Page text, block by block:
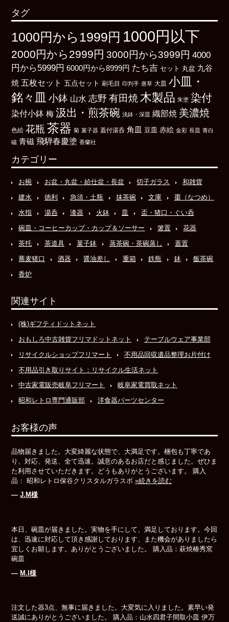
タグ
1000円から1999円 1000円以下
2000円から2999円 3000円から3999円 4000
円から5999円 6000円から8999円 たち吉 セット 丸盆 九谷
焼 五枚セット 五点セット 刷毛目 印判手 唐草 大皿 小皿・
銘々皿 小鉢 山水 志野 有田焼 木製品 朱塗 染付
染付小鉢 梅 汲出・煎茶碗 浅鉢・深皿 織部焼 美濃焼
色絵 花瓶 茶器 菊 菓子器 蓋付湯呑 角皿 豆皿 赤絵 金彩 長皿 青白
磁 青磁 飛騨春慶塗 香蘭社
カテゴリー
お椀 お盆・丸盆・給仕盆・長盆 切子ガラス
和雑貨
建水
徳利 急須・土瓶 抹茶碗 文庫
棗（なつめ）
水指
湯呑 漆器 火鉢 皿
盃・猪口・ぐい呑
碗皿・コーヒーカップ・カップ＆ソーサー
箸置
花器
茶托
茶道具 菓子鉢 蒸茶碗・茶碗蒸し
蓋置
蕎麦猪口
酒器 醤油差し 重箱 鉄瓶 鉢
飯茶碗
香炉
関連サイト
(株)ギフティドットネット
おもしろ中古雑貨フリマドットネット
テーブルウェア事業部
リサイクルショップフリマート
不用品回収遺品整理お片付け
不用品引き取りサイト：リサイクル生活ネット
中古家電販売岐阜フリマート
岐阜家電買取ネット
昭和レトロ専門通販部
洋食器パーツセンター
お客様の声
品物届きました。大変綺麗な状態で、大満足です。梱包も丁寧であ
り、対応、発送、全て迅速。誠意のあるお店だと感じました。ぜひま
た利用させていただきます。どうもありがとうございます。 購入
品： 昭和レトロ保谷クリスタルガラスボ»続きを読む
―J.M様
本日、碗皿が届きました。実物を手にして、満足しております。今回
は、迅速に対応して頂き感謝しております、また機会がありましたら
宜しくお願します。ありがとうございました。 購入品：萩焼椿秀窯
碗皿
―M.I様
注文した器3点、無事に届きました。大変気に入りました。素早い発
送誠にありがとうございました。 購入品：山水四君子間取小皿 伊万